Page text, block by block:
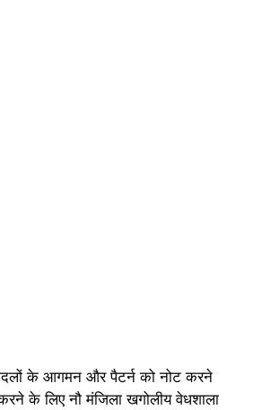
के आगमन और पैटर्न को नोट करने
के लिए नौ मंजिला खगोलीय वेधशाला